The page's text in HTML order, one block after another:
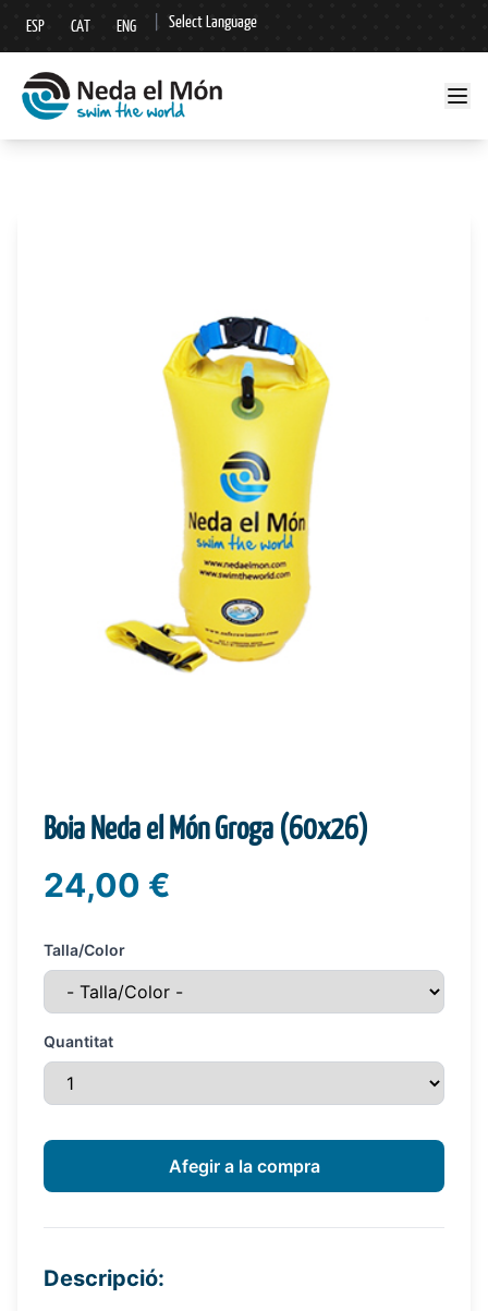
ESP CAT ENG Select Language
▼
Boia Neda el Món Groga (60x26)
24,00 €
Talla/Color
Quantitat
Descripció: